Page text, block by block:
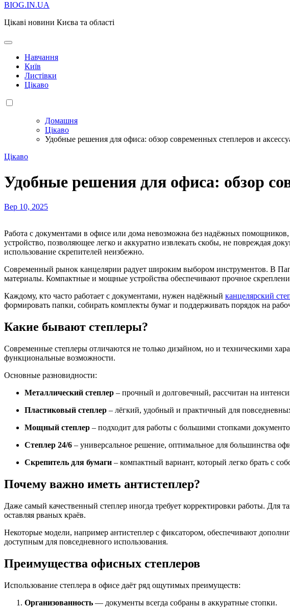
BIOG.IN.UA
Цікаві новини Києва та області
Навчання
Київ
Листівки
Цікаво
Домашня
Цікаво
Удобные решения для офиса: обзор современных степлеров и
Цікаво
Удобные решения для офиса: обзор
Вер 10, 2025
Работа с документами в офисе или дома невозможна без надёжных
устройство, позволяющее легко и аккуратно извлекать скобы, не повреждая
использование скрепителей неизбежно.
Современный рынок канцелярии радует широким выбором инструментов. В
материалы. Компактные и мощные устройства обеспечивают прочное
Каждому, кто часто работает с документами, нужен надёжный канцелярский
формировать папки, собирать комплекты бумаг и поддерживать порядок на
Какие бывают степлеры?
Современные степлеры отличаются не только дизайном, но и техническими
функциональные возможности.
Основные разновидности:
Металлический степлер – прочный и долговечный, рассчитан на
Пластиковый степлер – лёгкий, удобный и практичный для
Мощный степлер – подходит для работы с большими стопками
Степлер 24/6 – универсальное решение, оптимальное для большинства
Скрепитель для бумаги – компактный вариант, который легко брать с
Почему важно иметь антистеплер?
Даже самый качественный степлер иногда требует корректировки работы. Для
оставляя рваных краёв.
Некоторые модели, например антистеплер с фиксатором, обеспечивают
доступным для повседневного использования.
Преимущества офисных степлеров
Использование степлера в офисе даёт ряд ощутимых преимуществ:
Организованность — документы всегда собраны в аккуратные стопки.